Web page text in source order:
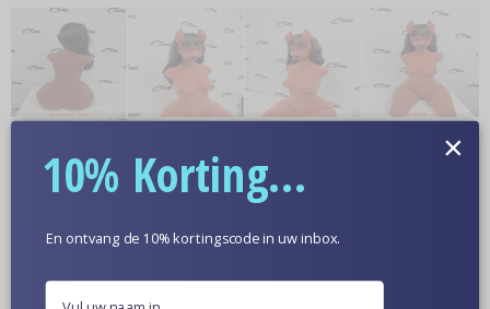
10% Korting...
En ontvang de 10% kortingscode in uw inbox.
×